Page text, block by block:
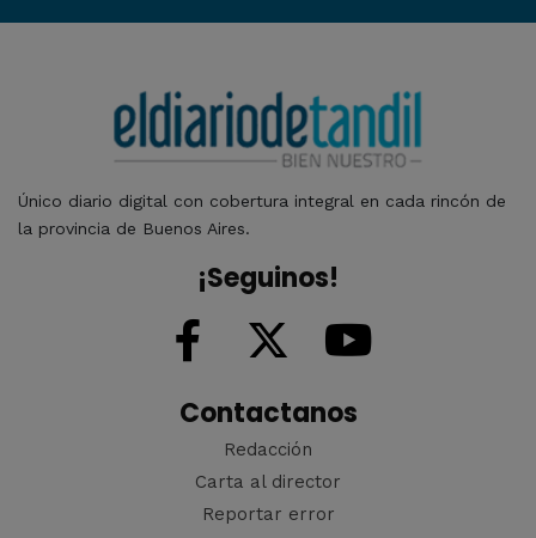
Único diario digital con cobertura integral en cada rincón de
la provincia de Buenos Aires.
¡Seguinos!
Contactanos
Redacción
Carta al director
Reportar error